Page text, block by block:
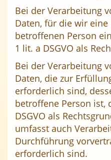
Bei der Verarbeitung
Daten, für die wir
betroffenen Person
1 lit. a DSGVO als
Bei der Verarbeitung
Daten, die zur
erforderlich sind,
betroffene Person ist,
DSGVO als
umfasst auch
Durchführung
erforderlich sind.